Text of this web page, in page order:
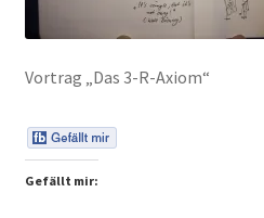
Peps Gedanken
Talks & Tratsch
Alle Beiträge:
Vortrag „Das 3-R-Axiom“
Gefällt mir: